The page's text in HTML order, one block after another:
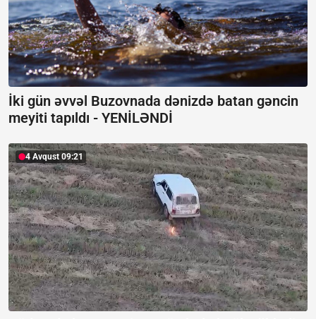
İki gün əvvəl Buzovnada dənizdə batan gəncin
meyiti tapıldı - YENİLƏNDİ
4 Avqust 09:21